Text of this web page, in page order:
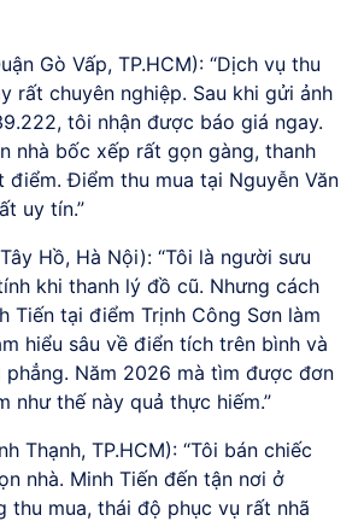
Gò Vấp, TP.HCM): “Dịch vụ thu
rất chuyên nghiệp. Sau khi gửi ảnh
tôi nhận được báo giá ngay.
nhà bốc xếp rất gọn gàng, thanh
Điểm thu mua tại Nguyễn Văn
uy tín.”
Hồ, Hà Nội): “Tôi là người sưu
khi thanh lý đồ cũ. Nhưng cách
Tiến tại điểm Trịnh Công Sơn làm
hiểu sâu về điển tích trên bình và
Năm 2026 mà tìm được đơn
như thế này quả thực hiếm.”
Thạnh, TP.HCM): “Tôi bán chiếc
nhà. Minh Tiến đến tận nơi ở
thu mua, thái độ phục vụ rất nhã